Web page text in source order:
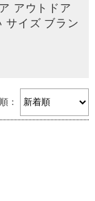
アウトドア
サイズ ブラン
：